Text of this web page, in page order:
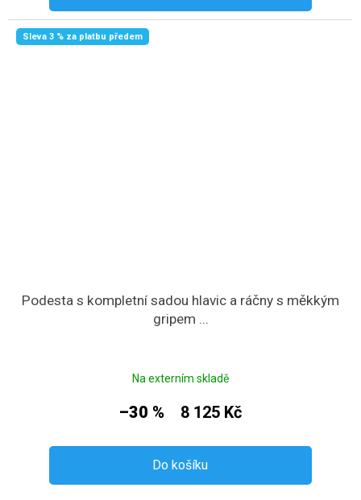
Sleva 3 % za platbu předem
Podesta s kompletní sadou hlavic a ráčny s měkkým
gripem ...
Na externím skladě
–30 % 8 125 Kč
Do košíku